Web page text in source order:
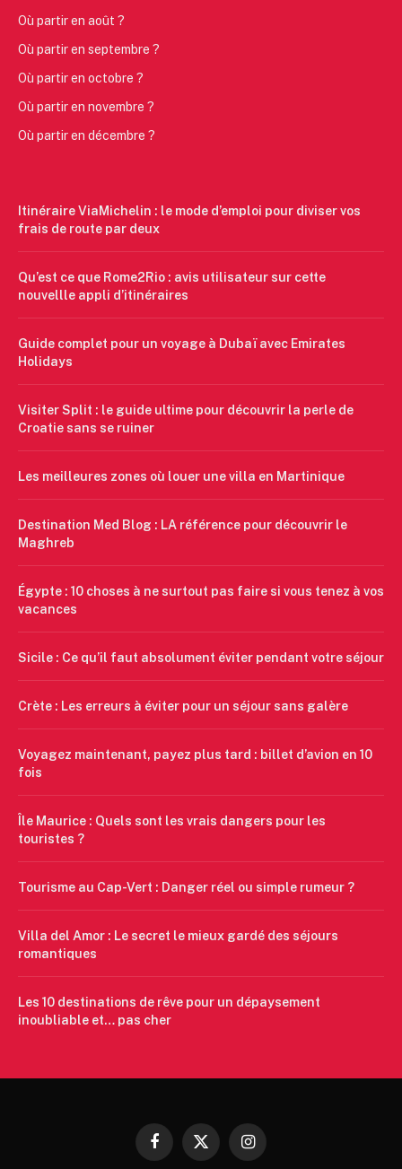
Où partir en août ?
Où partir en septembre ?
Où partir en octobre ?
Où partir en novembre ?
Où partir en décembre ?
Itinéraire ViaMichelin : le mode d’emploi pour diviser vos
frais de route par deux
Qu’est ce que Rome2Rio : avis utilisateur sur cette
nouvellle appli d’itinéraires
Guide complet pour un voyage à Dubaï avec Emirates
Holidays
Visiter Split : le guide ultime pour découvrir la perle de
Croatie sans se ruiner
Les meilleures zones où louer une villa en Martinique
Destination Med Blog : LA référence pour découvrir le
Maghreb
Égypte : 10 choses à ne surtout pas faire si vous tenez à vos
vacances
Sicile : Ce qu’il faut absolument éviter pendant votre séjour
Crète : Les erreurs à éviter pour un séjour sans galère
Voyagez maintenant, payez plus tard : billet d’avion en 10
fois
Île Maurice : Quels sont les vrais dangers pour les
touristes ?
Tourisme au Cap-Vert : Danger réel ou simple rumeur ?
Villa del Amor : Le secret le mieux gardé des séjours
romantiques
Les 10 destinations de rêve pour un dépaysement
inoubliable et… pas cher
Facebook
X
Instagram